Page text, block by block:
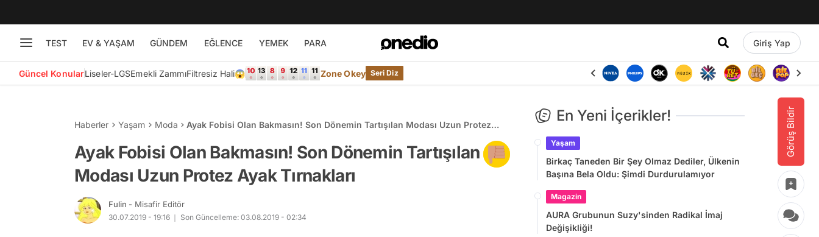
TEST EV & YAŞAM GÜNDEM EĞLENCE YEMEK PARA Giriş Yap
Güncel KonularLiseler-LGSEmekli ZammıFiltresiz Hali😱 Zone Okey Seri Diz
Görüş Bildir
Haberler Yaşam Moda
Ayak Fobisi Olan Bakmasın! Son Dönemin Tartışılan Modası Uzun Protez
Ayak Fobisi Olan Bakmasın! Son Dönemin Tartışılan
Modası Uzun Protez Ayak Tırnakları
Fulin - Misafir Editör
30.07.2019 - 19:16 Son Güncelleme: 03.08.2019 - 02:34
En Yeni İçerikler!
Yaşam
Birkaç Taneden Bir Şey Olmaz Dediler, Ülkenin
Başına Bela Oldu: Şimdi Durdurulamıyor
Magazin
AURA Grubunun Suzy'sinden Radikal İmaj
Değişikliği!